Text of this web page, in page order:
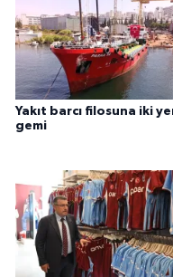
Yakıt barcı filosuna iki
gemi